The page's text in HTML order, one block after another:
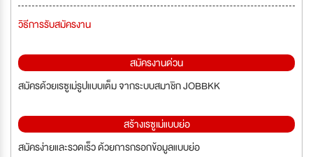
วิธีการรับสมัครงาน
สมัครงานด่วน
สมัครด้วยเรซูเม่รูปแบบเต็ม จากระบบสมาชิก JOBBKK
สร้างเรซูเม่แบบย่อ
สมัครง่ายและรวดเร็ว ด้วยการกรอกข้อมูลแบบย่อ